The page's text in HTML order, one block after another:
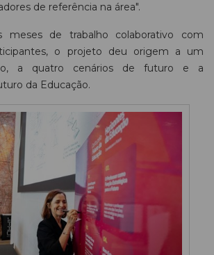
de referência na área".
meses de trabalho colaborativo com
o projeto deu origem a um
a quatro cenários de futuro e a
da Educação.